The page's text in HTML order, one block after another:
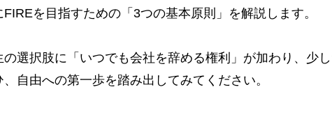
を目指すための「3つの基本原則」を解説します。
選択肢に「いつでも会社を辞める権利」が加わり、少
自由への第一歩を踏み出してみてください。